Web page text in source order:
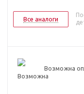
Все аналоги
Возможна